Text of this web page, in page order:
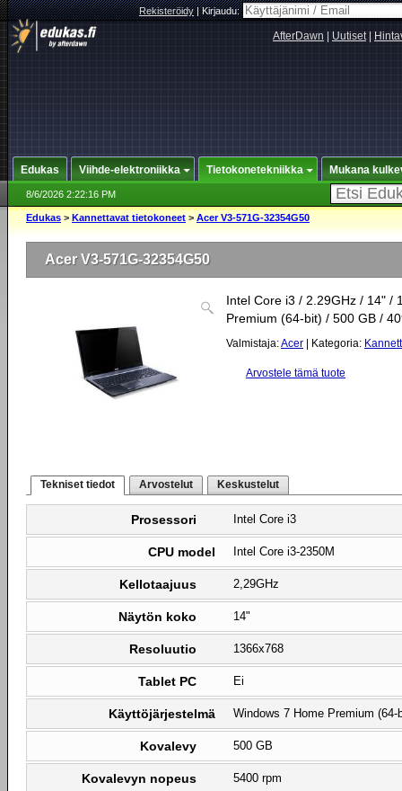
Rekisteröidy|Kirjaudu:
AfterDawn Uutiset|
Edukas Viihde-elektroniikka Tietokonetekniikka Mukana
8/6/2026 2:22:16 PM
Edukas > Kannettavat tietokoneet > Acer V3-571G-32354G50
Acer V3-571G-32354G50
Intel Core i3 / 2.29GHz / 14" /
Premium (64-bit) / 500 GB /
Valmistaja:Acer | Kategoria:
Arvostele tämä tuote
Tekniset tiedot Arvostelut Keskustelut
Prosessori Intel Core i3
CPU model Intel Core i3-2350M
Kellotaajuus 2,29GHz
Näytön koko 14"
Resoluutio 1366x768
Tablet PC Ei
Käyttöjärjestelmä Windows 7 Home Premium (64-
Kovalevy 500 GB
Kovalevyn nopeus 5400 rpm